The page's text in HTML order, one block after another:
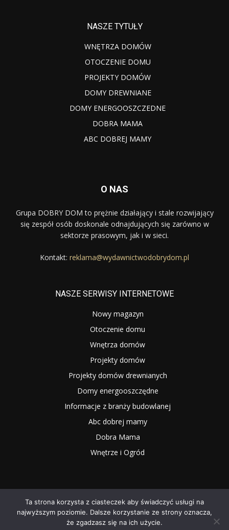
NASZE TYTUŁY
WNĘTRZA DOMÓW
OTOCZENIE DOMU
PROJEKTY DOMÓW
DOMY DREWNIANE
DOMY ENERGOOSZCZEDNE
DOBRA MAMA
ABC DOBREJ MAMY
O NAS
Grupa DOBRY DOM to prężnie działający i stale rozwijający
się zespół osób doskonale odnajdujących się zarówno w
sektorze prasowym, jak i w sieci.
Kontakt: reklama@wydawnictwodobrydom.pl
NASZE SERWISY INTERNETOWE
Nowy magazyn
Otoczenie domu
Wnętrza domów
Projekty domów
Projekty domów drewnianych
Domy energooszczędne
Informacje z branży budowlanej
Abc dobrej mamy
Dobra Mama
Wnętrze i Ogród
2025 NOWYMAGAZYN.PL
Ta strona korzysta z ciasteczek aby świadczyć usługi na
najwyższym poziomie. Dalsze korzystanie ze strony oznacza,
że zgadzasz się na ich użycie.